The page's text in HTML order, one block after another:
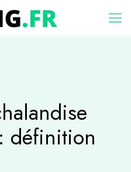
définition